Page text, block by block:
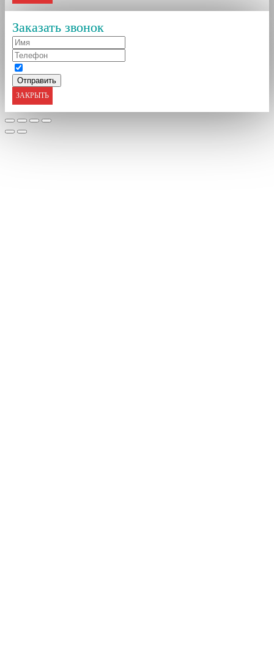
Заказать звонок
ЗАКРЫТЬ